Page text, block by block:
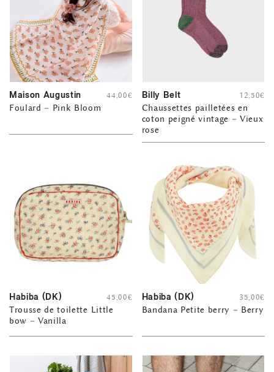
Maison Augustin
Foulard – Pink Bloom
44,00€ Billy Belt
Chaussettes pailletées en
coton peigné vintage – Vieux
rose
12,50€
Habiba (DK)
Trousse de toilette Little
bow – Vanilla
45,00€ Habiba (DK)
Bandana Petite berry – Berry
35,00€